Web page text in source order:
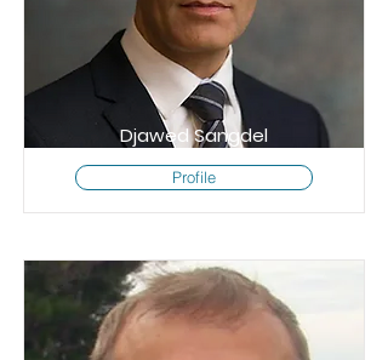
Djawed Sangdel
Profile